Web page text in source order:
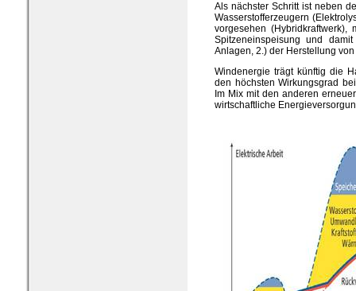
Als nächster Schritt ist neben
Wasserstofferzeugern
vorgesehen
Spitzeneinspeisung und
Anlagen, 2.) der Herstellung
Windenergie trägt künftig die
den höchsten Wirkungsgrad
Im Mix mit den anderen
wirtschaftliche